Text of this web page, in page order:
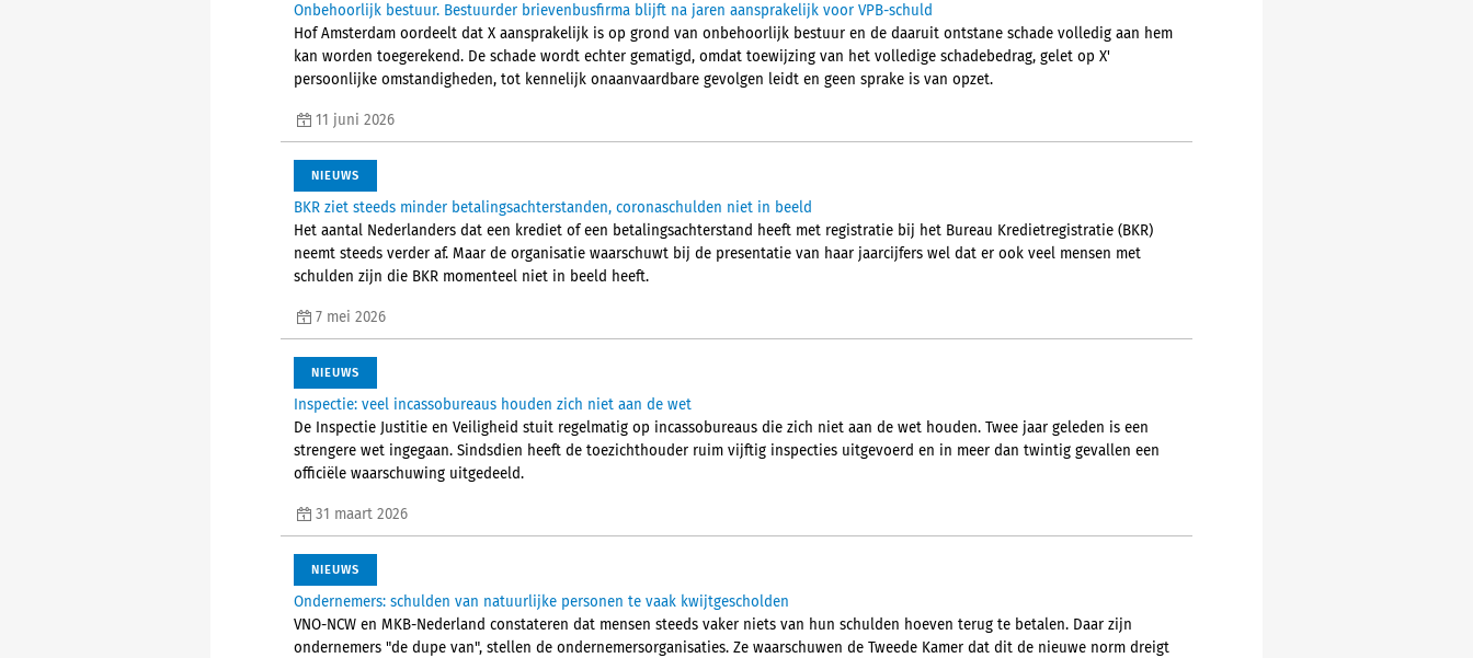
Onbehoorlijk bestuur. Bestuurder brievenbusfirma blijft na jaren aansprakelijk voor VPB-schuld
Hof Amsterdam oordeelt dat X aansprakelijk is op grond van onbehoorlijk bestuur en de daaruit ontstane schade volledig aan hem
kan worden toegerekend. De schade wordt echter gematigd, omdat toewijzing van het volledige schadebedrag, gelet op X'
persoonlijke omstandigheden, tot kennelijk onaanvaardbare gevolgen leidt en geen sprake is van opzet.
11 juni 2026
NIEUWS
BKR ziet steeds minder betalingsachterstanden, coronaschulden niet in beeld
Het aantal Nederlanders dat een krediet of een betalingsachterstand heeft met registratie bij het Bureau Kredietregistratie (BKR)
neemt steeds verder af. Maar de organisatie waarschuwt bij de presentatie van haar jaarcijfers wel dat er ook veel mensen met
schulden zijn die BKR momenteel niet in beeld heeft.
7 mei 2026
NIEUWS
Inspectie: veel incassobureaus houden zich niet aan de wet
De Inspectie Justitie en Veiligheid stuit regelmatig op incassobureaus die zich niet aan de wet houden. Twee jaar geleden is een
strengere wet ingegaan. Sindsdien heeft de toezichthouder ruim vijftig inspecties uitgevoerd en in meer dan twintig gevallen een
officiële waarschuwing uitgedeeld.
31 maart 2026
NIEUWS
Ondernemers: schulden van natuurlijke personen te vaak kwijtgescholden
VNO-NCW en MKB-Nederland constateren dat mensen steeds vaker niets van hun schulden hoeven terug te betalen. Daar zijn
ondernemers "de dupe van", stellen de ondernemersorganisaties. Ze waarschuwen de Tweede Kamer dat dit de nieuwe norm dreigt